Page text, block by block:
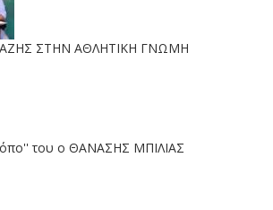
ΣΤΗΝ ΑΘΛΗΤΙΚΗ ΓΝΩΜΗ
του ο ΘΑΝΑΣΗΣ ΜΠΙΛΙΑΣ